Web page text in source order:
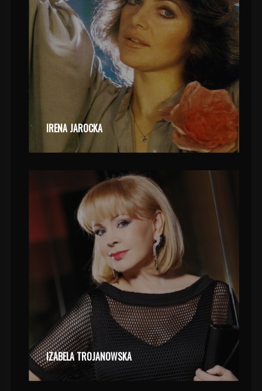
IRENA JAROCKA
IZABELA TROJANOWSKA